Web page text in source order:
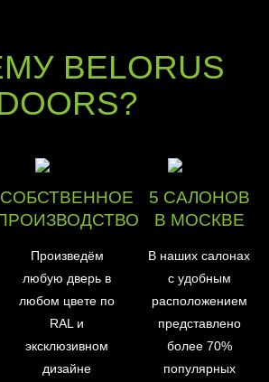
BELORUS
СОБСТВЕННОЕ
Произведём
любую дверь в
любом цвете по
RAL и
эксклюзивном
дизайне
5 САЛОНОВ
В МОСКВЕ
В наших салонах
с удобным
расположением
представлено
более 70%
популярных